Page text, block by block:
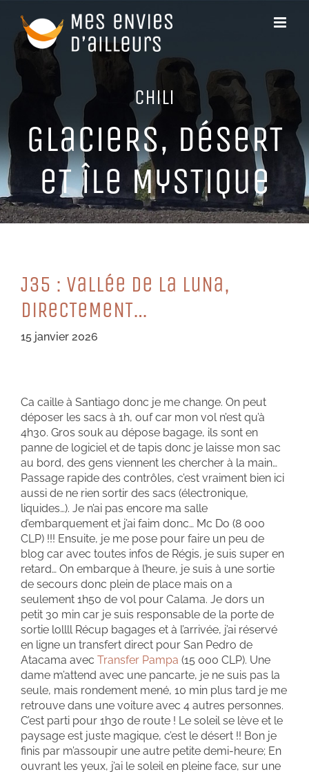
contenu
CHiLi
GLaCieRS, DéSeRT
eT îLe MySTiQue
J35 : VaLLée De La LuNa,
DiReCTeMeNT…
15 janvier 2026
Ca caille à Santiago donc je me change. On peut
déposer les sacs à 1h, ouf car mon vol n’est qu’à
4h30. Gros souk au dépose bagage, ils sont en
panne de logiciel et de tapis donc je laisse mon sac
au bord, des gens viennent les chercher à la main…
Passage rapide des contrôles, c’est vraiment bien ici
aussi de ne rien sortir des sacs (électronique,
liquides…). Je n’ai pas encore ma salle
d’embarquement et j’ai faim donc… Mc Do (8 000
CLP) !!! Ensuite, je me pose pour faire un peu de
blog car avec toutes infos de Régis, je suis super en
retard… On embarque à l’heure, je suis à une sortie
de secours donc plein de place mais on a
seulement 1h50 de vol pour Calama. Je dors un
petit 30 min car je suis responsable de la porte de
sortie lollll Récup bagages et à l’arrivée, j’ai réservé
en ligne un transfert direct pour San Pedro de
Atacama avec Transfer Pampa (15 000 CLP). Une
dame m’attend avec une pancarte, je ne suis pas la
seule, mais rondement mené, 10 min plus tard je me
retrouve dans une voiture avec 4 autres personnes.
C’est parti pour 1h30 de route ! Le soleil se lève et le
paysage est juste magique, c’est le désert !! Bon je
finis par m’assoupir une autre petite demi-heure; En
ouvrant les yeux, j’ai le soleil en pleine face, sur une